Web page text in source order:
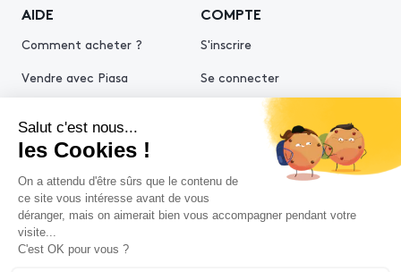
AIDE
Comment acheter ?
Vendre avec Piasa
COMPTE
S'inscrire
Se connecter